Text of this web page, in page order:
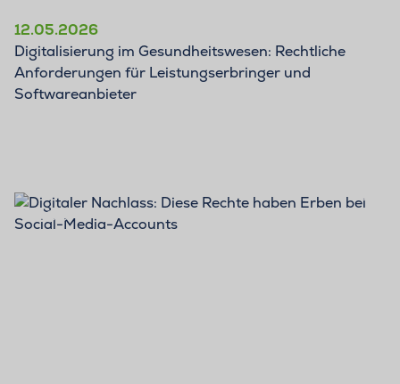
12.05.2026
Digitalisierung im Gesundheitswesen: Rechtliche
Anforderungen für Leistungserbringer und
Softwareanbieter
BLOG